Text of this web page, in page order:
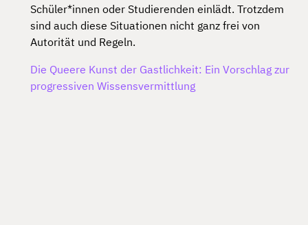
Schüler*innen oder Studierenden einlädt. Trotzdem
sind auch diese Situationen nicht ganz frei von
Autorität und Regeln.
Die Queere Kunst der Gastlichkeit: Ein Vorschlag zur
progressiven Wissensvermittlung